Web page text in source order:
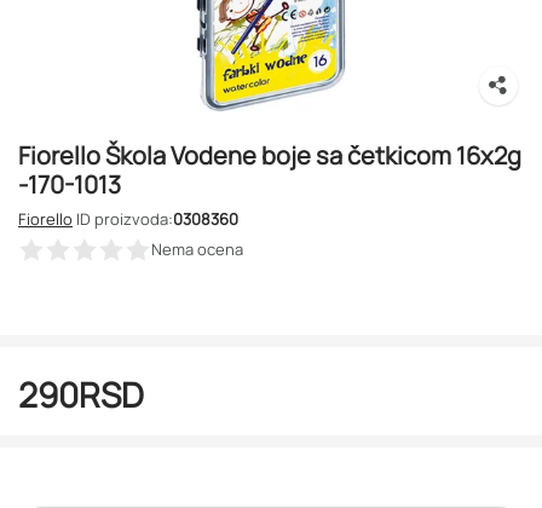
Fiorello Škola Vodene boje sa četkicom 16x2g
-170-1013
Fiorello ID proizvoda:0308360
Nema ocena
290RSD